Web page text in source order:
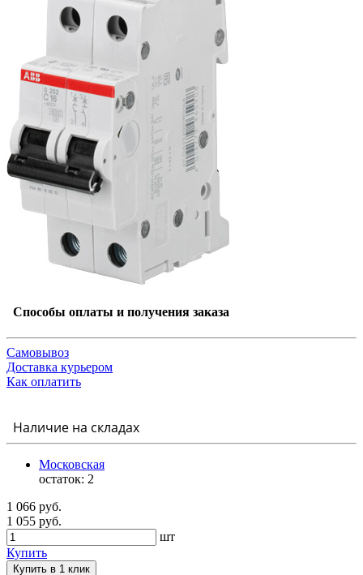
Способы оплаты и получения заказа
Самовывоз
Доставка курьером
Как оплатить
Наличие на складах
Московская
остаток: 2
1 066 руб.
1 055 руб.
шт
Купить
Купить в 1 клик